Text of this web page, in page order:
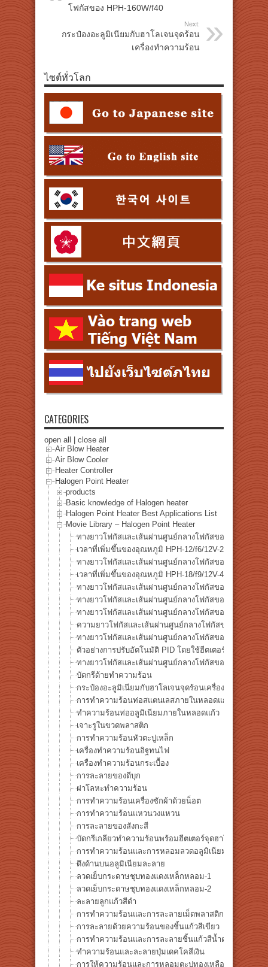
โฟกัสของ HPH-160W/f40
Next:
กระป๋องอะลูมิเนียมกับฮาโลเจนจุดร้อน
เครื่องทำความร้อน
ไซต์ทั่วโลก
CATEGORIES
open all | close all
Air Blow Heater
Air Blow Cooler
Heater Controller
Halogen Point Heater
products
Basic knowledge of Halogen heater
Halogen Point Heater Best Applications List
Movie Library – Halogen Point Heater
ทางยาวโฟกัสและเส้นผ่านศูนย์กลางโฟกัสของ HPH-12
เวลาที่เพิ่มขึ้นของอุณหภูมิ HPH-12/f6/12V-20W
ทางยาวโฟกัสและเส้นผ่านศูนย์กลางโฟกัสของ HPH-18
เวลาที่เพิ่มขึ้นของอุณหภูมิ HPH-18/f9/12V-40W
ทางยาวโฟกัสและเส้นผ่านศูนย์กลางโฟกัสของ HPH-35
ทางยาวโฟกัสและเส้นผ่านศูนย์กลางโฟกัสของ HPH-60/
ทางยาวโฟกัสและเส้นผ่านศูนย์กลางโฟกัสของ HPH-60/
ความยาวโฟกัสและเส้นผ่านศูนย์กลางโฟกัสของฮีตเตอร์จุ
ทางยาวโฟกัสและเส้นผ่านศูนย์กลางโฟกัสของ HPH-120/
ตัวอย่างการปรับอัตโนมัติ PID โดยใช้ฮีตเตอร์จุดฮาโลเจน
ทางยาวโฟกัสและเส้นผ่านศูนย์กลางโฟกัสของ HPH-
บัดกรีด้ายทำความร้อน
กระป๋องอะลูมิเนียมกับฮาโลเจนจุดร้อนเครื่องทำความร้อน
การทำความร้อนท่อสแตนเลสภายในหลอดแก้ว
ทำความร้อนท่ออลูมิเนียมภายในหลอดแก้ว
เจาะรูในขวดพลาสติก
การทำความร้อนหัวตะปูเหล็ก
เครื่องทำความร้อนอิฐทนไฟ
เครื่องทำความร้อนกระเบื้อง
การละลายของดีบุก
ฝาโลหะทำความร้อน
การทำความร้อนเครื่องซักผ้าด้วยน็อต
การทำความร้อนแหวนวงแหวน
การละลายของสังกะสี
บัดกรีเกลียวทำความร้อนพร้อมฮีตเตอร์จุดฮาโลเจน HPH-
การทำความร้อนและการหลอมลวดอลูมิเนียม
ดึงด้านบนอลูมิเนียมละลาย
ลวดเย็บกระดาษชุบทองแดงเหล็กหลอม-1
ลวดเย็บกระดาษชุบทองแดงเหล็กหลอม-2
ละลายลูกแก้วสีดำ
การทำความร้อนและการละลายเม็ดพลาสติกโพลีสไตรีน
การละลายด้วยความร้อนของชิ้นแก้วสีเขียว
การทำความร้อนและการละลายชิ้นแก้วสีน้ำตาล
ทำความร้อนและละลายปุ่มเดคโคสีเงิน
การให้ความร้อนและการหลอมตะปูทองเหลือง